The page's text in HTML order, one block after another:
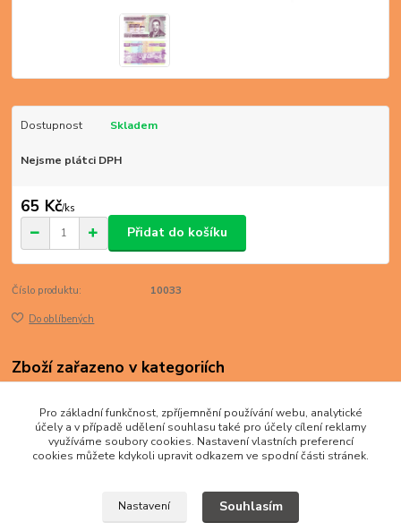
Dostupnost Skladem
Nejsme plátci DPH
65 Kč/ks
Přidat do košíku
Číslo produktu: 10033
Do oblíbených
Zboží zařazeno v kategoriích
Afrika
Pro základní funkčnost, zpříjemnění používání webu, analytické
účely a v případě udělení souhlasu také pro účely cílení reklamy
využíváme soubory cookies. Nastavení vlastních preferencí
cookies můžete kdykoli upravit odkazem ve spodní části stránek.
Nastavení Souhlasím